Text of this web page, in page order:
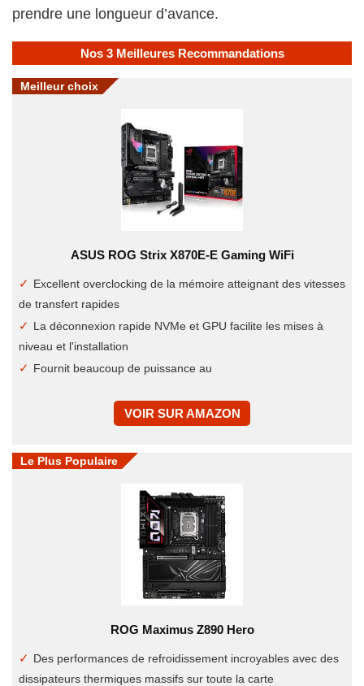
prendre une longueur d’avance.
Nos 3 Meilleures Recommandations
Meilleur choix
ASUS ROG Strix X870E-E Gaming WiFi
Excellent overclocking de la mémoire atteignant des vitesses
de transfert rapides
La déconnexion rapide NVMe et GPU facilite les mises à
niveau et l'installation
Fournit beaucoup de puissance au
VOIR SUR AMAZON
Le Plus Populaire
ROG Maximus Z890 Hero
Des performances de refroidissement incroyables avec des
dissipateurs thermiques massifs sur toute la carte